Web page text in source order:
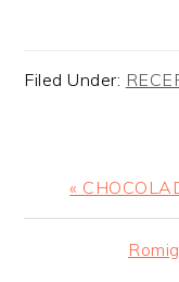
Filed Under:
Previous
Post:
«
Next